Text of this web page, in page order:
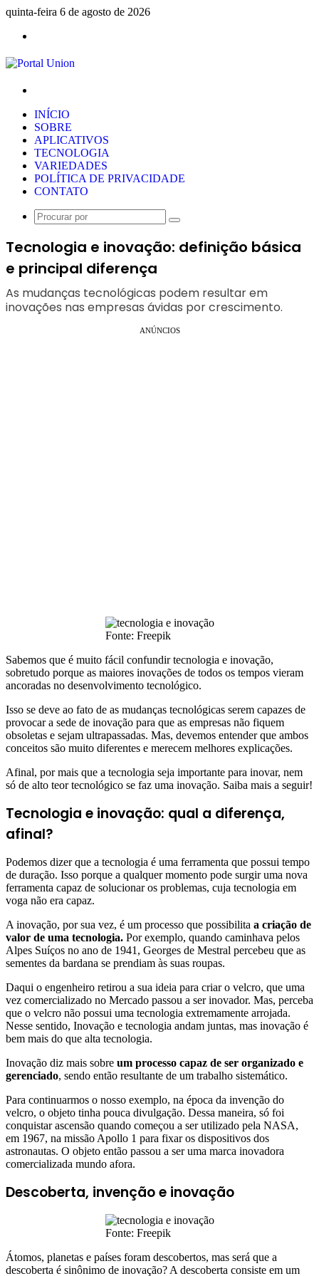
quinta-feira 6 de agosto de 2026
INÍCIO
SOBRE
APLICATIVOS
TECNOLOGIA
VARIEDADES
POLÍTICA DE PRIVACIDADE
CONTATO
Procurar
Tecnologia e inovação: definição básica
e principal diferença
As mudanças tecnológicas podem resultar em
inovações nas empresas ávidas por crescimento.
ANÚNCIOS
Fonte: Freepik
Sabemos que é muito fácil confundir tecnologia e inovação,
sobretudo porque as maiores inovações de todos os tempos vieram
ancoradas no desenvolvimento tecnológico.
Isso se deve ao fato de as mudanças tecnológicas serem capazes de
provocar a sede de inovação para que as empresas não fiquem
obsoletas e sejam ultrapassadas. Mas, devemos entender que ambos
conceitos são muito diferentes e merecem melhores explicações.
Afinal, por mais que a tecnologia seja importante para inovar, nem
só de alto teor tecnológico se faz uma inovação. Saiba mais a seguir!
Tecnologia e inovação: qual a diferença,
afinal?
Podemos dizer que a tecnologia é uma ferramenta que possui tempo
de duração. Isso porque a qualquer momento pode surgir uma nova
ferramenta capaz de solucionar os problemas, cuja tecnologia em
voga não era capaz.
A inovação, por sua vez, é um processo que possibilita a criação de
valor de uma tecnologia. Por exemplo, quando caminhava pelos
Alpes Suíços no ano de 1941, Georges de Mestral percebeu que as
sementes da bardana se prendiam às suas roupas.
Daqui o engenheiro retirou a sua ideia para criar o velcro, que uma
vez comercializado no Mercado passou a ser inovador. Mas, perceba
que o velcro não possui uma tecnologia extremamente arrojada.
Nesse sentido, Inovação e tecnologia andam juntas, mas inovação é
bem mais do que alta tecnologia.
Inovação diz mais sobre um processo capaz de ser organizado e
gerenciado, sendo então resultante de um trabalho sistemático.
Para continuarmos o nosso exemplo, na época da invenção do
velcro, o objeto tinha pouca divulgação. Dessa maneira, só foi
conquistar ascensão quando começou a ser utilizado pela NASA,
em 1967, na missão Apollo 1 para fixar os dispositivos dos
astronautas. O objeto então passou a ser uma marca inovadora
comercializada mundo afora.
Descoberta, invenção e inovação
Fonte: Freepik
Átomos, planetas e países foram descobertos, mas será que a
descoberta é sinônimo de inovação? A descoberta consiste em um